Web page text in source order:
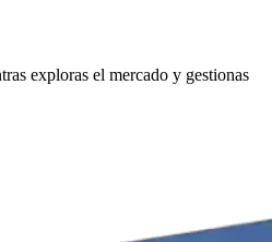
exploras el mercado y gestionas